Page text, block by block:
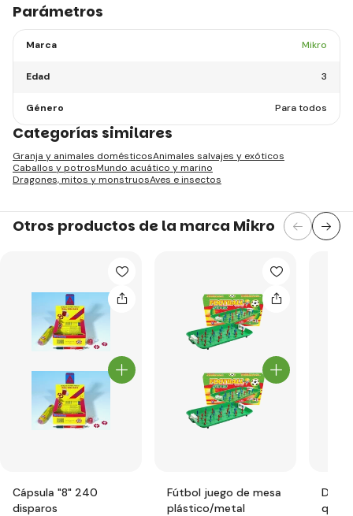
Parámetros
Marca Mikro
Edad 3
Género Para todos
Categorías similares
Granja y animales domésticosAnimales salvajes y exóticos
Caballos y potrosMundo acuático y marino
Dragones, mitos y monstruosAves e insectos
Otros productos de la marca Mikro
Cápsula "8" 240
disparos
Fútbol juego de mesa
plástico/metal
que